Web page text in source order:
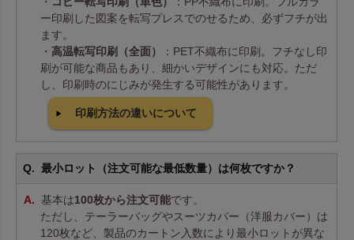
ー印刷した図案を転写プレスでのせるため、必ずフチが出
ます。
・ 高温転写印刷（全面）
：PET不織布に印刷。フチなし印
刷が可能な商品もあり、細かいデザインにも対応。ただ
し、印刷時のにじみが発生する可能性があります。
印刷方法の違いについて
最小ロット（注文可能な最低数量）は何枚ですか？
基本は100枚から注文可能です。
ただし、テーラーバッグやスーツカバー（洋服カバー）は
120枚など、製品のカートン入数により最小ロットが異な